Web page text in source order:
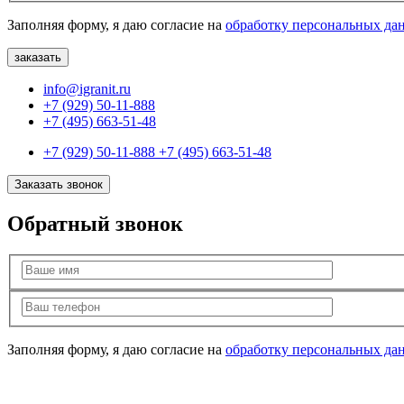
Заполняя форму, я даю согласие на обработку персональных
info@igranit.ru
+7 (929) 50-11-888
+7 (495) 663-51-48
+7 (929) 50-11-888 +7 (495) 663-51-48
Заказать звонок
Обратный звонок
Заполняя форму, я даю согласие на обработку персональных